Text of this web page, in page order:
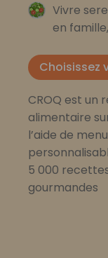
Vivre
en
Choisissez
CROQ est un
alimentaire
l’aide de
5 000
gourmandes